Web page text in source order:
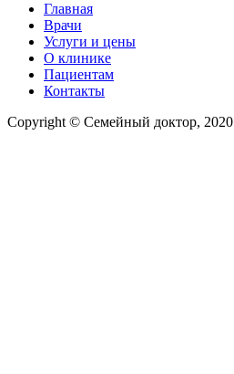
Главная
Врачи
Услуги и цены
О клинике
Пациентам
Контакты
Copyright © Семейный доктор, 2020